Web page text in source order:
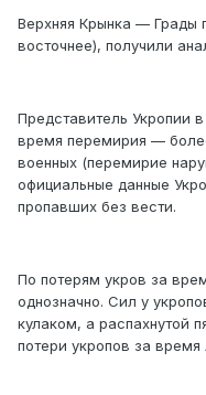
Верхняя Крынка — Грады
восточнее), получили
Представитель Укропии
время перемирия —
военных (перемирие
официальные данные
пропавших без вести.
По потерям укров за
однозначно. Сил у
кулаком, а распахнутой
потери укропов за